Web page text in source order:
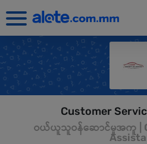
Customer
ဝယ်ယူသူဝန်ဆောင်မှုအကူ |